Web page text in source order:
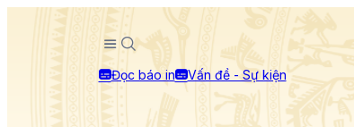
Đọc báo in Vấn đề - Sự kiện